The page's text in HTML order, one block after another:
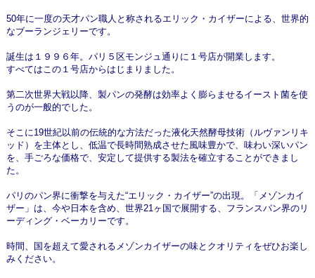
50年に一度の天才パン職人と称されるエリック・カイザーによる、世界的
なブーランジェリーです。
誕生は１９９６年。パリ５区モンジュ通りに１号店が開業します。
すべてはこの１号店からはじまりました。
第二次世界大戦以降、製パンの発酵は効率よく膨らませるイースト菌を使
うのが一般的でした。
そこに19世紀以前の伝統的な方法だった液化天然酵母技術（ルヴァンリキ
ッド）を主体とし、低温で長時間熟成させた風味豊かで、味わい深いパン
を、手ごろな価格で、安定して提供する製法を確立することができまし
た。
パリのパン界に衝撃を与えた“エリック・カイザー”の出現。「メゾンカイ
ザー」は、今や日本を含め、世界21ヶ国で展開する、フランスパン界のリ
ーディング・ベーカリーです。
時間、国を超えて愛されるメゾンカイザーの味とクオリティをぜひお楽し
みください。